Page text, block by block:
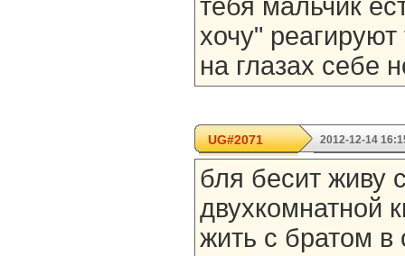
тебя мальчик
хочу" реагируют
на глазах себе
UG#2071 2012-12-14
бля бесит живу
двухкомнатной
жить с братом в